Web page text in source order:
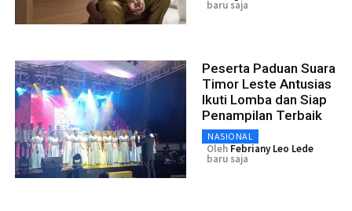
baru saja
Peserta Paduan Suara
Timor Leste Antusias
Ikuti Lomba dan Siap
Penampilan Terbaik
NASIONAL
Oleh Febriany Leo Lede
baru saja